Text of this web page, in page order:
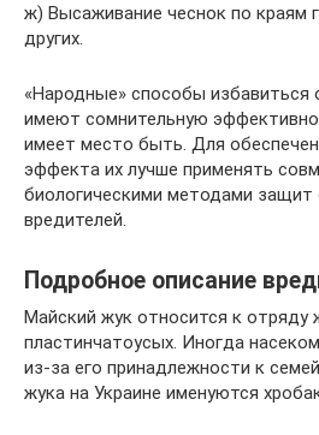
ж) Высаживание чеснок по краям
других.
«Народные» способы избавиться
имеют сомнительную
имеет место быть. Для
эффекта их лучше применять
биологическими методами защит
вредителей.
Подробное описание
Майский жук относится к отряду
пластинчатоусых. Иногда
из-за его принадлежности к
жука на Украине именуются